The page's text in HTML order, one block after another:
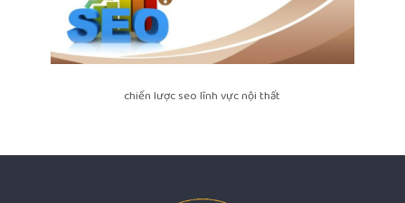
chiến lược seo lĩnh vực nội thất